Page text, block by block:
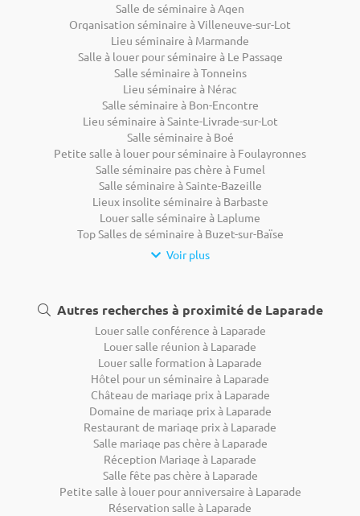
Salle de séminaire à Agen
Organisation séminaire à Villeneuve-sur-Lot
Lieu séminaire à Marmande
Salle à louer pour séminaire à Le Passage
Salle séminaire à Tonneins
Lieu séminaire à Nérac
Salle séminaire à Bon-Encontre
Lieu séminaire à Sainte-Livrade-sur-Lot
Salle séminaire à Boé
Petite salle à louer pour séminaire à Foulayronnes
Salle séminaire pas chère à Fumel
Salle séminaire à Sainte-Bazeille
Lieux insolite séminaire à Barbaste
Louer salle séminaire à Laplume
Top Salles de séminaire à Buzet-sur-Baïse
Voir plus
Autres recherches à proximité de Laparade
Louer salle conférence à Laparade
Louer salle réunion à Laparade
Louer salle formation à Laparade
Hôtel pour un séminaire à Laparade
Château de mariage prix à Laparade
Domaine de mariage prix à Laparade
Restaurant de mariage prix à Laparade
Salle mariage pas chère à Laparade
Réception Mariage à Laparade
Salle fête pas chère à Laparade
Petite salle à louer pour anniversaire à Laparade
Réservation salle à Laparade